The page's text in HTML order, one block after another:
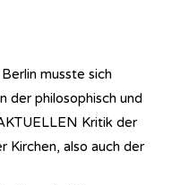
musste sich
der philosophisch und
Kritik der
Kirchen, also auch der